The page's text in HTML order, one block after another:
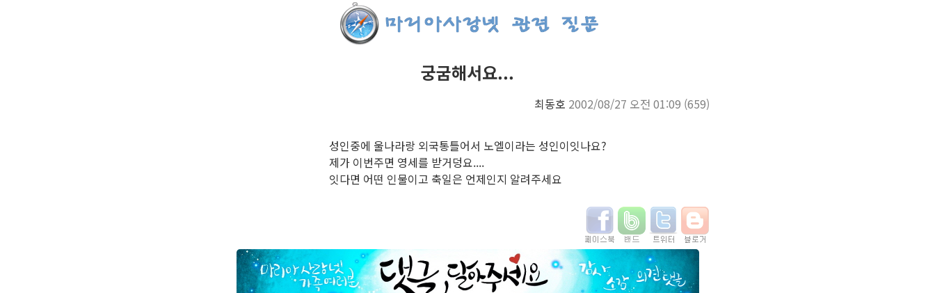
궁굼해서요...
최동호 2002/08/27 오전 01:09 (659)
성인중에 울나라랑 외국통틀어서 노엘이라는 성인이잇나요?
제가 이번주면 영세를 받거덩요....
잇다면 어떤 인물이고 축일은 언제인지 알려주세요